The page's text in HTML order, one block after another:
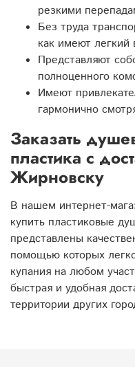
резкими
Без труда
как имеют легкий
Представляют
полноценного
Имеют
гармонично
Заказать
пластика с
Жирновску
В нашем интернет-
купить пластиковые
представлены
помощью которых
купания на любом
быстрая и удобная
территории других